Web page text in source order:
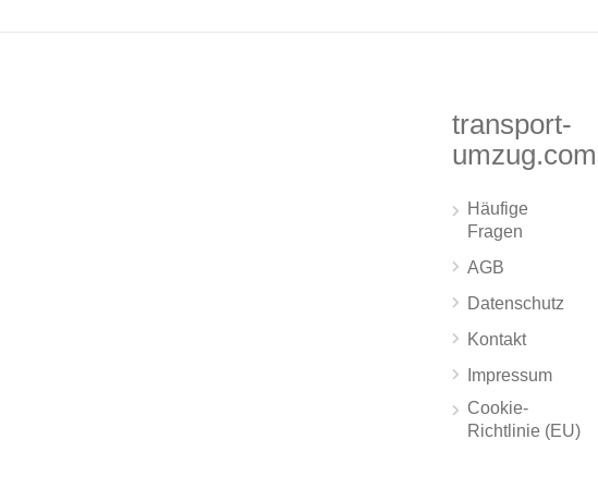
transport-
umzug.com
Häufige
Fragen
AGB
Datenschutz
Kontakt
Impressum
Cookie-
Richtlinie (EU)